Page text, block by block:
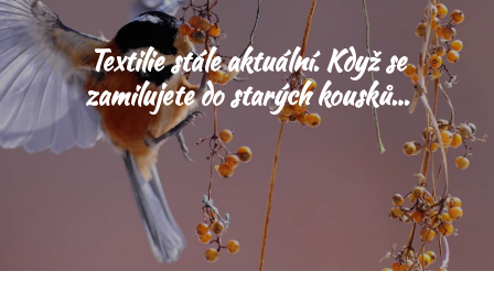
Textilie stále aktuální. Když se
zamilujete do starých kousků…